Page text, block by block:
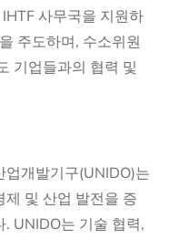
사무국을 지원하
주도하며, 수소위원
기업들과의 협력 및
업개발기구(UNIDO)는
및 산업 발전을 증
UNIDO는 기술 협력,